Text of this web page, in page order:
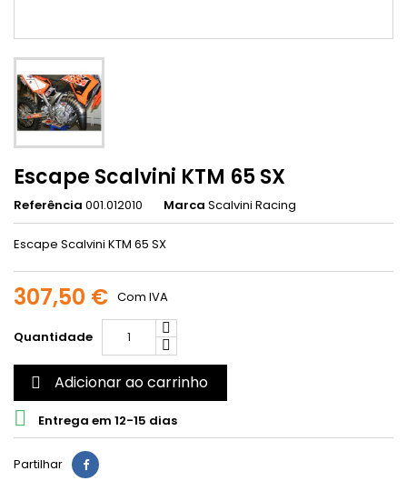
Escape Scalvini KTM 65 SX
Referência 001.012010 Marca Scalvini Racing
Escape Scalvini KTM 65 SX
307,50 € Com IVA
Quantidade
 Adicionar ao carrinho
 Entrega em 12-15 dias
Partilhar